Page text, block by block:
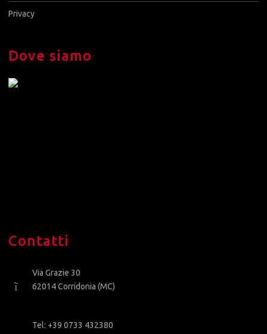
Privacy
Dove siamo
Contatti
Via Grazie 30
62014 Corridonia (MC)
Tel: +39 0733 432380